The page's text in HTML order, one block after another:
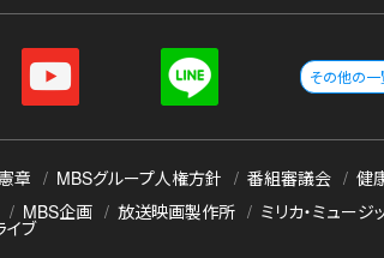
その他の一
章 MBSグループ人権方針 番組審議会 健
MBS企画 放送映画製作所 ミリカ・ミュージ
イブ